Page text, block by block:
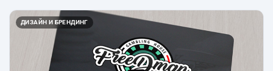
ДИЗАЙН И БРЕНДИНГ